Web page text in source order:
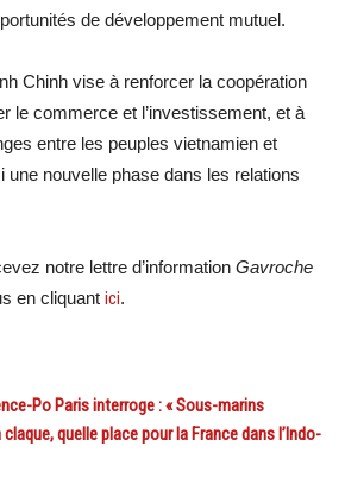
de développement mutuel.
Chinh vise à renforcer la coopération
le commerce et l’investissement, et à
entre les peuples vietnamien et
une nouvelle phase dans les relations
notre lettre d’information Gavroche
en cliquant ici.
Po Paris interroge : « Sous-marins
quelle place pour la France dans l’Indo-